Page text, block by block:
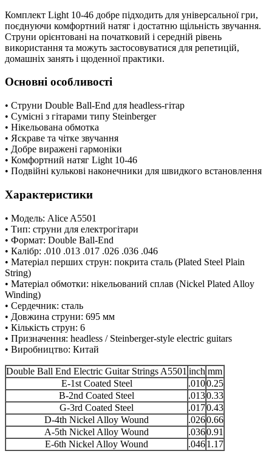
Комплект Light 10-46 добре підходить для універсальної гри,
поєднуючи комфортний натяг і достатню щільність звучання.
Струни орієнтовані на початковий і середній рівень
використання та можуть застосовуватися для репетицій,
домашніх занять і щоденної практики.
Основні особливості
• Струни Double Ball-End для headless-гітар
• Сумісні з гітарами типу Steinberger
• Нікельована обмотка
• Яскраве та чітке звучання
• Добре виражені гармоніки
• Комфортний натяг Light 10-46
• Подвійні кулькові наконечники для швидкого встановлення
Характеристики
• Модель: Alice A5501
• Тип: струни для електрогітари
• Формат: Double Ball-End
• Калібр: .010 .013 .017 .026 .036 .046
• Матеріал перших струн: покрита сталь (Plated Steel Plain
String)
• Матеріал обмотки: нікельований сплав (Nickel Plated Alloy
Winding)
• Сердечник: сталь
• Довжина струни: 695 мм
• Кількість струн: 6
• Призначення: headless / Steinberger-style electric guitars
• Виробництво: Китай
Double Ball End Electric Guitar Strings A5501 inch mm
E-1st Coated Steel
.0100.25
B-2nd Coated Steel
.0130.33
G-3rd Coated Steel
.0170.43
D-4th Nickel Alloy Wound
.0260.66
A-5th Nickel Alloy Wound
.0360.91
E-6th Nickel Alloy Wound
.0461.17